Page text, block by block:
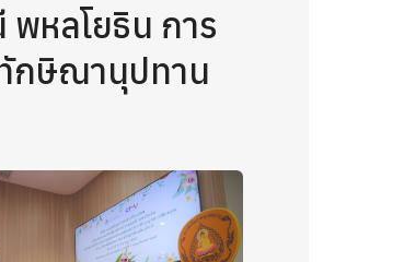
หลโยธิน การ
กษิณานุปทาน